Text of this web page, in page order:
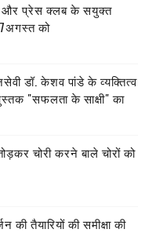
और प्रेस क्लब के सयुक्त
7अगस्त को
डॉ. केशव पांडे के व्यक्तित्व
"सफलता के साक्षी" का
चोरी करने बाले चोरों को
की तैयारियों की समीक्षा की